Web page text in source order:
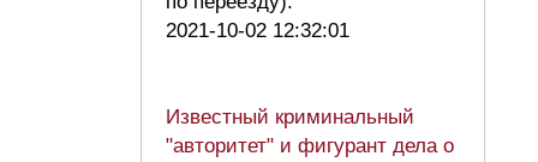
2021-10-02 12:32:01
Известный криминальный
"авторитет" и фигурант дела о